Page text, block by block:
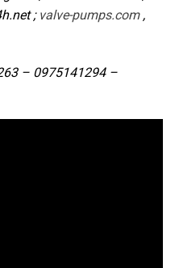
; valve-pumps.com,
– 0975141294 –